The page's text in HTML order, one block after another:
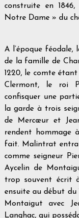
construite en
Notre Dame » du
A l’époque
de la famille de
1220, le comte
Clermont, le roi
confisquer une
la garde à trois
de Mercœur et
rendent hommage
fait. Malintrat entra
comme seigneur
Aycelin de
trop souvent écrit
ensuite au début du
Montaigut avec
Langhac, qui